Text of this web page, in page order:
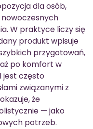
dla osób,
W praktyce liczy się
produkt wpisuje
przygotowań,
po komfort w
jest często
związanymi z
że
— jako
potrzeb.